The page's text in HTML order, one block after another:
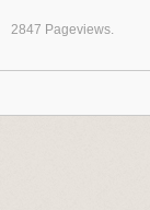
2847 Pageviews.